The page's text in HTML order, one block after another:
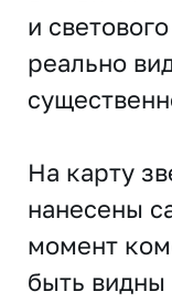
и
реально
На карту
нанесены
момент
быть